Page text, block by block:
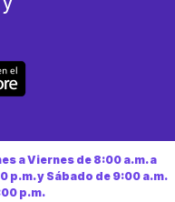
a Viernes de 8:00 a.m. a
p.m. y Sábado de 9:00 a.m.
p.m.